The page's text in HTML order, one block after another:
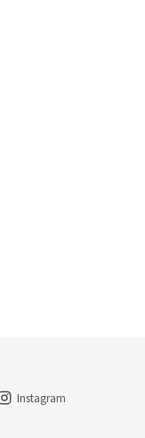
Instagram